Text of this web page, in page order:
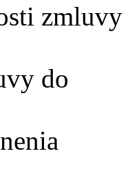
zmluvy
do